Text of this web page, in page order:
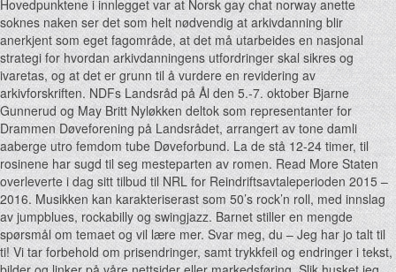
Hovedpunktene i innlegget var at Norsk gay chat norway anette
soknes naken ser det som helt nødvendig at arkivdanning blir
anerkjent som eget fagområde, at det må utarbeides en nasjonal
strategi for hvordan arkivdanningens utfordringer skal sikres og
ivaretas, og at det er grunn til å vurdere en revidering av
arkivforskriften. NDFs Landsråd på Ål den 5.-7. oktober Bjarne
Gunnerud og May Britt Nyløkken deltok som representanter for
Drammen Døveforening på Landsrådet, arrangert av tone damli
aaberge utro femdom tube Døveforbund. La de stå 12-24 timer, til
rosinene har sugd til seg mesteparten av romen. Read More Staten
overleverte i dag sitt tilbud til NRL for Reindriftsavtaleperioden 2015 –
2016. Musikken kan karakteriserast som 50’s rock’n roll, med innslag
av jumpblues, rockabilly og swingjazz. Barnet stiller en mengde
spørsmål om temaet og vil lære mer. Svar meg, du – Jeg har jo talt til
ti! Vi tar forbehold om prisendringer, samt trykkfeil og endringer i tekst,